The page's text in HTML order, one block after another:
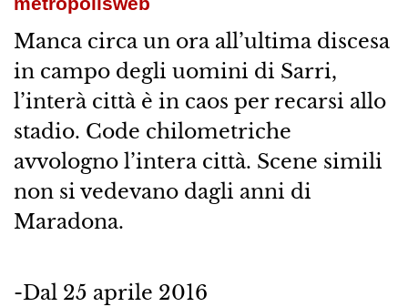
Manca circa un ora all’ultima discesa
in campo degli uomini di Sarri,
l’interà città è in caos per recarsi allo
stadio. Code chilometriche
avvologno l’intera città. Scene simili
non si vedevano dagli anni di
Maradona.
-Dal 25 aprile 2016